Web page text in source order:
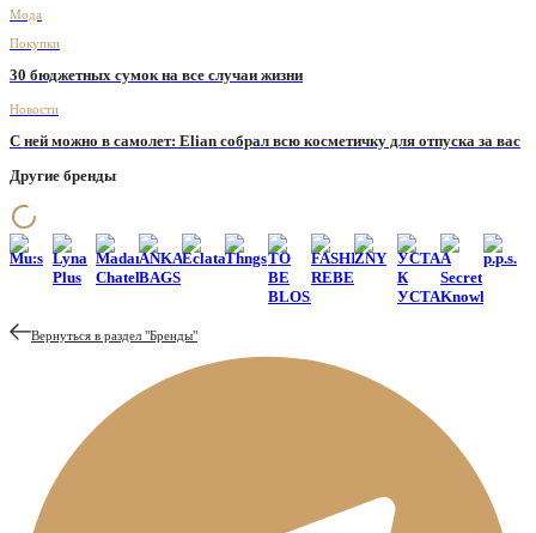
Мода
Покупки
30 бюджетных сумок на все случаи жизни
Новости
С ней можно в самолет: Elian собрал всю косметичку для отпуска за вас
Другие бренды
Mu:s Lyna
Plus
Madame
Chatelet
ANKA
BAGS
EclataThngsTO
BE
BLOSSOM
FASHION
REBELS
ZNY УСТА
К
УСТАМ
A
Secret
Knowledge
p.p.s.
Вернуться в раздел "Бренды"